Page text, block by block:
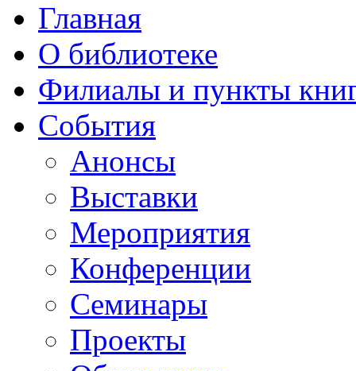
Главная
О библиотеке
Филиалы и пункты
События
Анонсы
Выставки
Мероприятия
Конференции
Семинары
Проекты